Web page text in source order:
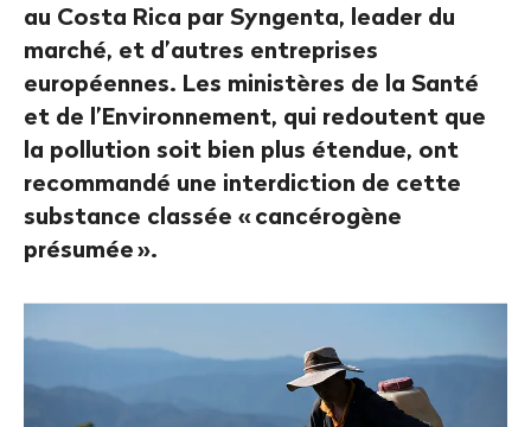
au Costa Rica par Syngenta, leader du
marché, et d’autres entreprises
européennes. Les ministères de la Santé
et de l’Environnement, qui redoutent que
la pollution soit bien plus étendue, ont
recommandé une interdiction de cette
substance classée «cancérogène
présumée».